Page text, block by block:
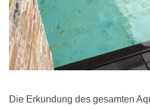
Die Erkundung des gesamten